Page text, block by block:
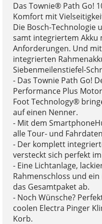
Das Townie® Path Go!
Komfort mit
Die Bosch-Technologie
samt integriertem Akku
Anforderungen. Und
integrierten
Siebenmeilenstiefel-
- Das Townie Path Go!
Performance Plus
Foot Technology®
auf einen Nenner.
- Mit dem
alle Tour- und
- Der komplett
versteckt sich perfekt
- Eine Lichtanlage,
Rahmenschloss und
das Gesamtpaket ab.
- Noch Wünsche?
coolen Electra Pinger
Korb.